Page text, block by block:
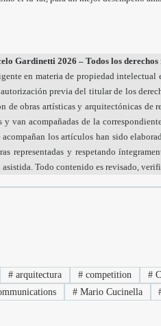
Gardinetti 2026 – Todos los derechos
en materia de propiedad
previa del titular de los
obras artísticas y arquitectónicas de
y van acompañadas de la
los artículos han sido
y respetando
Todo contenido es revisado,
# arquitectura #competition #
#Mario Cucinella